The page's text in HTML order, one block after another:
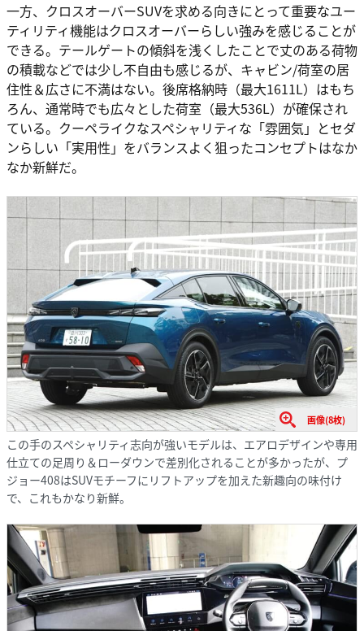
一方、クロスオーバーSUVを求める向きにとって重要なユー
ティリティ機能はクロスオーバーらしい強みを感じることが
できる。テールゲートの傾斜を浅くしたことで丈のある荷物
の積載などでは少し不自由も感じるが、キャビン/荷室の居
住性＆広さに不満はない。後席格納時（最大1611L）はもち
ろん、通常時でも広々とした荷室（最大536L）が確保され
ている。クーペライクなスペシャリティな「雰囲気」とセダ
ンらしい「実用性」をバランスよく狙ったコンセプトはなか
なか新鮮だ。
画像(8枚)
この手のスペシャリティ志向が強いモデルは、エアロデザインや専用
仕立ての足周り＆ローダウンで差別化されることが多かったが、プ
ジョー408はSUVモチーフにリフトアップを加えた新趣向の味付け
で、これもかなり新鮮。